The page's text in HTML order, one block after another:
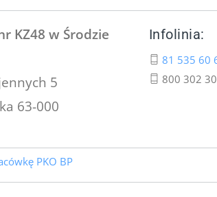
KZ48 w Środzie
5
63-000
Infolinia:
81 535 60
800 302
PKO BP